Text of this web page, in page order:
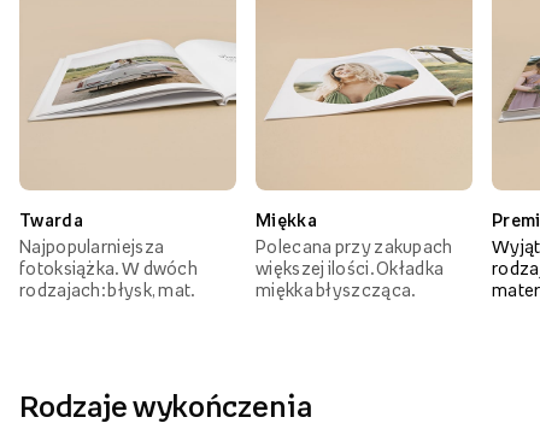
Twarda
Najpopularniejsza
fotoksiążka. W dwóch
rodzajach: błysk, mat.
Miękka
Polecana przy zakupach
większej ilości. Okładka
miękka błyszcząca.
Rodzaje wykończenia